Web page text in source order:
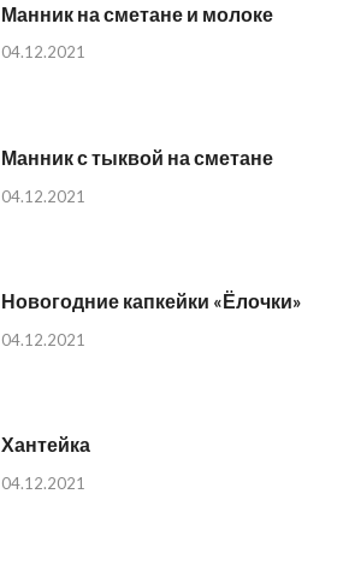
Манник на сметане и молоке
04.12.2021
Манник с тыквой на сметане
04.12.2021
Новогодние капкейки «Ёлочки»
04.12.2021
Хантейка
04.12.2021